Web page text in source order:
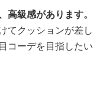
高級感があります。
てクッションが差し
コーデを目指したい